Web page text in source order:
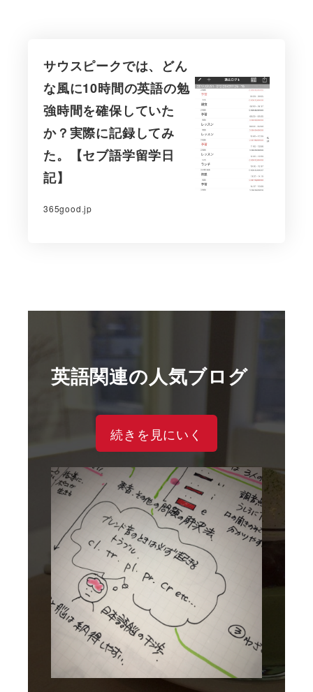
サウスピークでは、どん
な風に10時間の英語の勉
強時間を確保していた
か？実際に記録してみ
た。【セブ語学留学日
記】
365good.jp
英語関連の人気ブログ
続きを見にいく